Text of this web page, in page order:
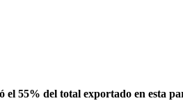
el 55% del total exportado en esta